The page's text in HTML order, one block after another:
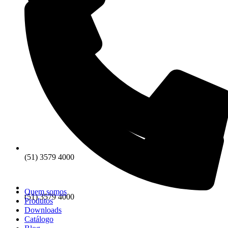
(51) 3579 4000
(51) 3579 4000
Quem somos
Produtos
Downloads
Catálogo